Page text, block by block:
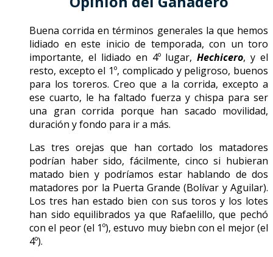
Buena corrida en términos generales la que hemos
lidiado en este inicio de temporada, con un toro
importante, el lidiado en 4º lugar,Hechicero, y el
resto, excepto el 1º, complicado y peligroso, buenos
para los toreros. Creo que a la corrida, excepto a
ese cuarto, le ha faltado fuerza y chispa para ser
una gran corrida porque han sacado movilidad,
duración y fondo para ir a más.
Las tres orejas que han cortado los matadores
podrían haber sido, fácilmente, cinco si hubieran
matado bien y podríamos estar hablando de dos
matadores por la Puerta Grande (Bolívar y Aguilar).
Los tres han estado bien con sus toros y los lotes
han sido equilibrados ya que Rafaelillo, que pechó
con el peor (el 1º), estuvo muy biebn con el mejor (el
4º).